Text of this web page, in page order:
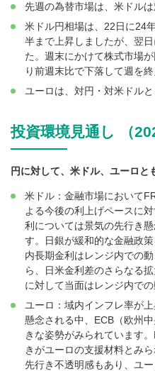
先週の為替市場は、米ドル
米ドル円相場は、22日に24
半まで上昇しましたが、翌
た。週末にかけて株式市場
り前週末比で下落して週を終
ユーロは、対円・対米ドルと
投資環境見通し （
円に対して、米ドル、ユーロと
米ドル：金融市場において
よる今後の利上げペースに
利については景気の先行き
す。日銀が緩和的な金融政
内長期金利はレンジ内での
ら、日米金利差のさらなる
に対して当面はレンジ内で
ユーロ：域内インフレ率が
懸念される中、ECB（欧州
きな姿勢がみられています
きがユーロの支援材料とみ
先行き不透明感もあり、ユ